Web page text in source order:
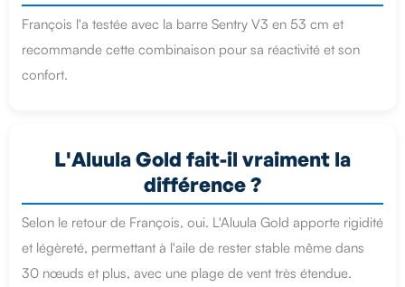
François l'a testée avec la barre Sentry V3 en 53 cm et
recommande cette combinaison pour sa réactivité et son
confort.
L'Aluula Gold fait-il vraiment la
différence ?
Selon le retour de François, oui. L'Aluula Gold apporte rigidité
et légèreté, permettant à l'aile de rester stable même dans
30 nœuds et plus, avec une plage de vent très étendue.